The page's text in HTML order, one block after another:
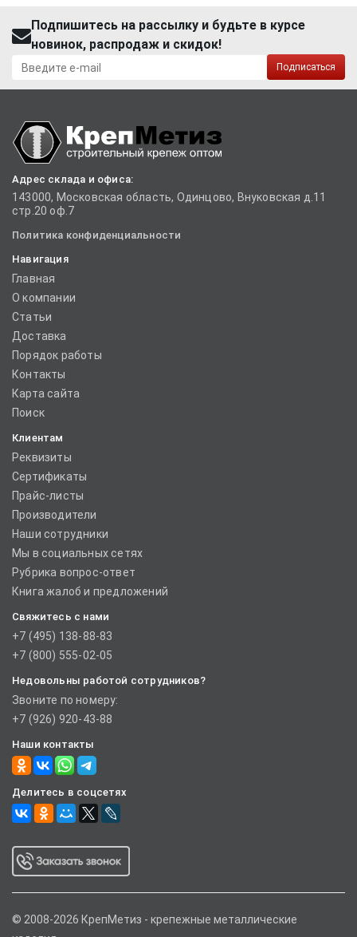
Подпишитесь на рассылку и будьте в курсе
новинок, распродаж и скидок!
Подписаться
Адрес склада и офиса:
143000, Московская область, Одинцово, Внуковская д.11
стр.20 оф.7
Политика конфиденциальности
Навигация
Главная
О компании
Статьи
Доставка
Порядок работы
Контакты
Карта сайта
Поиск
Клиентам
Реквизиты
Сертификаты
Прайс-листы
Производители
Наши сотрудники
Мы в социальных сетях
Рубрика вопрос-ответ
Книга жалоб и предложений
Свяжитесь с нами
+7 (495) 138-88-83
+7 (800) 555-02-05
Недовольны работой сотрудников?
Звоните по номеру:
+7 (926) 920-43-88
Наши контакты
Делитесь в соцсетях
© 2008-2026 КрепМетиз - крепежные металлические